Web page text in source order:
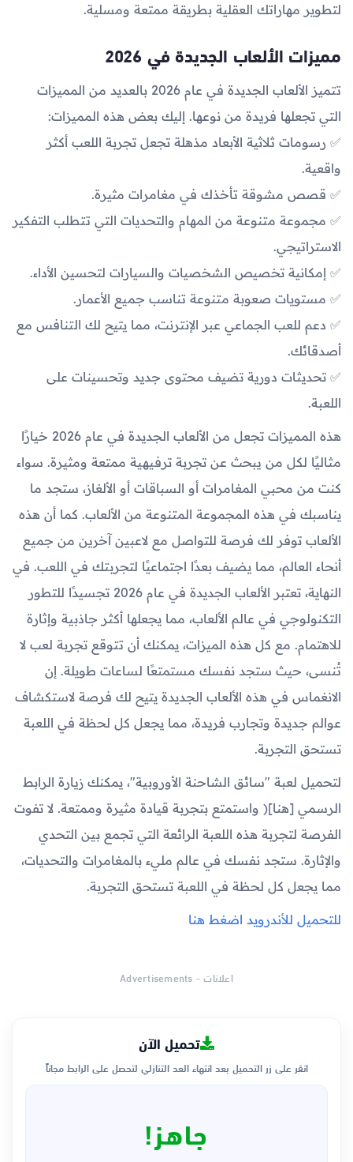
لتطوير مهاراتك العقلية بطريقة ممتعة ومسلية.
مميزات الألعاب الجديدة في 2026
تتميز الألعاب الجديدة في عام 2026 بالعديد من المميزات
التي تجعلها فريدة من نوعها. إليك بعض هذه المميزات:
✅ رسومات ثلاثية الأبعاد مذهلة تجعل تجربة اللعب أكثر
واقعية.
✅ قصص مشوقة تأخذك في مغامرات مثيرة.
✅ مجموعة متنوعة من المهام والتحديات التي تتطلب التفكير
الاستراتيجي.
✅ إمكانية تخصيص الشخصيات والسيارات لتحسين الأداء.
✅ مستويات صعوبة متنوعة تناسب جميع الأعمار.
✅ دعم للعب الجماعي عبر الإنترنت، مما يتيح لك التنافس مع
أصدقائك.
✅ تحديثات دورية تضيف محتوى جديد وتحسينات على
اللعبة.
هذه المميزات تجعل من الألعاب الجديدة في عام 2026 خيارًا
مثاليًا لكل من يبحث عن تجربة ترفيهية ممتعة ومثيرة. سواء
كنت من محبي المغامرات أو السباقات أو الألغاز، ستجد ما
يناسبك في هذه المجموعة المتنوعة من الألعاب. كما أن هذه
الألعاب توفر لك فرصة للتواصل مع لاعبين آخرين من جميع
أنحاء العالم، مما يضيف بعدًا اجتماعيًا لتجربتك في اللعب. في
النهاية، تعتبر الألعاب الجديدة في عام 2026 تجسيدًا للتطور
التكنولوجي في عالم الألعاب، مما يجعلها أكثر جاذبية وإثارة
للاهتمام. مع كل هذه الميزات، يمكنك أن تتوقع تجربة لعب لا
تُنسى، حيث ستجد نفسك مستمتعًا لساعات طويلة. إن
الانغماس في هذه الألعاب الجديدة يتيح لك فرصة لاستكشاف
عوالم جديدة وتجارب فريدة، مما يجعل كل لحظة في اللعبة
تستحق التجربة.
لتحميل لعبة "سائق الشاحنة الأوروبية"، يمكنك زيارة الرابط
الرسمي [هنا]( واستمتع بتجربة قيادة مثيرة وممتعة. لا تفوت
الفرصة لتجربة هذه اللعبة الرائعة التي تجمع بين التحدي
والإثارة. ستجد نفسك في عالم مليء بالمغامرات والتحديات،
مما يجعل كل لحظة في اللعبة تستحق التجربة.
للتحميل للأندرويد اضغط هنا
اعلانات - Advertisements
تحميل الآن
انقر على زر التحميل بعد انتهاء العد التنازلي لتحصل على الرابط مجاناً
جاهز!